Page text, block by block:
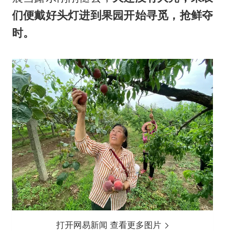
们便戴好头灯进到果园开始寻觅，抢鲜夺
时。
打开网易新闻 查看更多图片